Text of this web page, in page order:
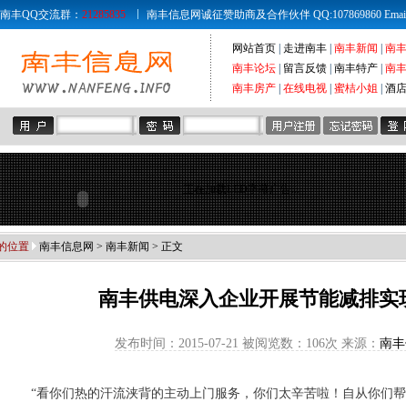
南丰QQ交流群： 21285835 南丰信息网诚征赞助商及合作伙伴 QQ:107869860
网站首页 走进南丰 南丰新闻 南
南丰论坛
留言反馈 南丰特产 南
南丰房产 在线电视 蜜桔小姐 酒
正在加载LED字幕广告...
位置 南丰信息网 > 南丰新闻 > 正文
南丰供电深入企业开展节能减排实
发布时间：2015-07-21 被阅览数： 106次 来源： 南
“看你们热的汗流浃背的主动上门服务，你们太辛苦啦！自从你们帮